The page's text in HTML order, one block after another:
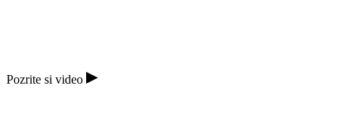
Pozrite si video